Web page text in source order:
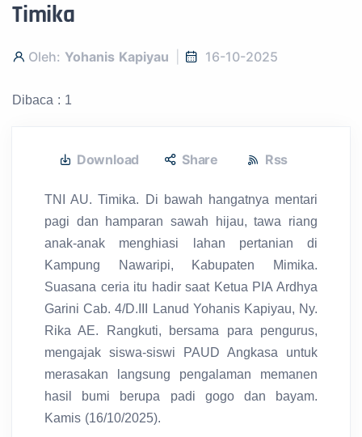
Timika
Oleh: Yohanis Kapiyau 16-10-2025
Dibaca : 1
Download Share Rss
TNI AU. Timika. Di bawah hangatnya mentari
pagi dan hamparan sawah hijau, tawa riang
anak-anak menghiasi lahan pertanian di
Kampung Nawaripi, Kabupaten Mimika.
Suasana ceria itu hadir saat Ketua PIA Ardhya
Garini Cab. 4/D.III Lanud Yohanis Kapiyau, Ny.
Rika AE. Rangkuti, bersama para pengurus,
mengajak siswa-siswi PAUD Angkasa untuk
merasakan langsung pengalaman memanen
hasil bumi berupa padi gogo dan bayam.
Kamis (16/10/2025).